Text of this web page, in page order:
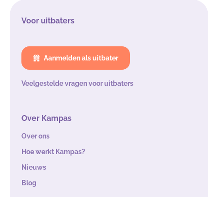
Voor uitbaters
Aanmelden als uitbater
Veelgestelde vragen voor uitbaters
Over Kampas
Over ons
Hoe werkt Kampas?
Nieuws
Blog